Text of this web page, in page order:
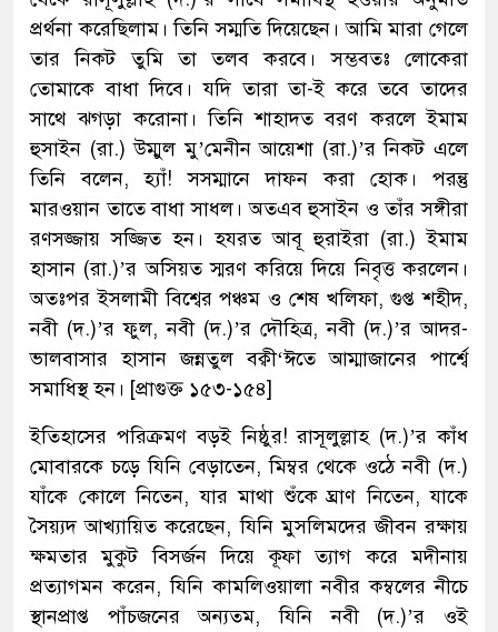
প্রর্থনা করেছিলাম। তিনি সম্মতি দিয়েছেন। আমি মারা গেলে
তার নিকট তুমি তা তলব করবে। সম্ভবতঃ লোকেরা
তোমাকে বাধা দিবে। যদি তারা তা-ই করে তবে তাদের
সাথে ঝগড়া করোনা। তিনি শাহাদত বরণ করলে ইমাম
হুসাইন (রা.) উম্মুল মু’মেনীন আয়েশা (রা.)’র নিকট এলে
তিনি বলেন, হ্যাঁ! সসম্মানে দাফন করা হোক। পরন্তু
মারওয়ান তাতে বাধা সাধল। অতএব হুসাইন ও তাঁর সঙ্গীরা
রণসজ্জায় সজ্জিত হন। হযরত আবূ হুরাইরা (রা.) ইমাম
হাসান (রা.)’র অসিয়ত স্মরণ করিয়ে দিয়ে নিবৃত্ত করলেন।
অতঃপর ইসলামী বিশ্বের পঞ্চম ও শেষ খলিফা, গুপ্ত শহীদ,
নবী (দ.)’র ফুল, নবী (দ.)’র দৌহিত্র, নবী (দ.)’র আদর-
ভালবাসার হাসান জন্নতুল বক্বী‘ঈতে আম্মাজানের পার্শ্বে
সমাধিস্থ হন। [প্রাগুক্ত ১৫৩-১৫৪]
ইতিহাসের পরিক্রমণ বড়ই নিষ্ঠুর! রাসূলুল্লাহ (দ.)’র কাঁধ
মোবারকে চড়ে যিনি বেড়াতেন, মিম্বর থেকে ওঠে নবী (দ.)
যাঁকে কোলে নিতেন, যার মাথা শুঁকে ঘ্রাণ নিতেন, যাকে
সৈয়্যদ আখ্যায়িত করেছেন, যিনি মুসলিমদের জীবন রক্ষায়
ক্ষমতার মুকুট বিসর্জন দিয়ে কূফা ত্যাগ করে মদীনায়
প্রত্যাগমন করেন, যিনি কামলিওয়ালা নবীর কম্বলের নীচে
স্থানপ্রাপ্ত পাঁচজনের অন্যতম, যিনি নবী (দ.)’র ওই